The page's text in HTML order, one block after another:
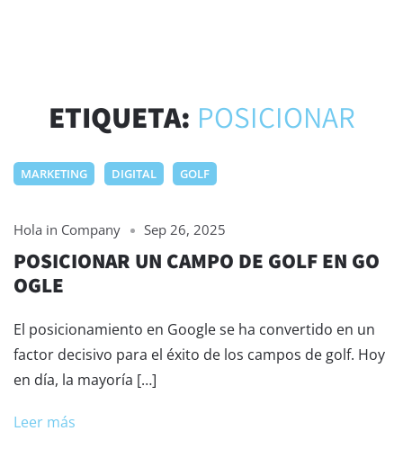
ETIQUETA: POSICIONAR
MARKETING DIGITAL GOLF
Hola in Company Sep 26, 2025
POSICIONAR UN CAMPO DE GOLF EN GO
OGLE
El posicionamiento en Google se ha convertido en un
factor decisivo para el éxito de los campos de golf. Hoy
en día, la mayoría […]
Leer más